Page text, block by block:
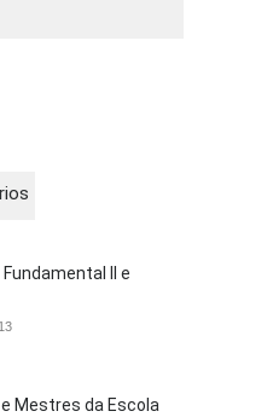
II e
Mestres da Escola